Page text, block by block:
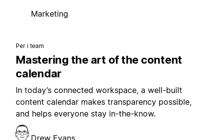
Marketing
Per i team
Mastering the art of the content
calendar
In today’s connected workspace, a well-built
content calendar makes transparency possible,
and helps everyone stay in-the-know.